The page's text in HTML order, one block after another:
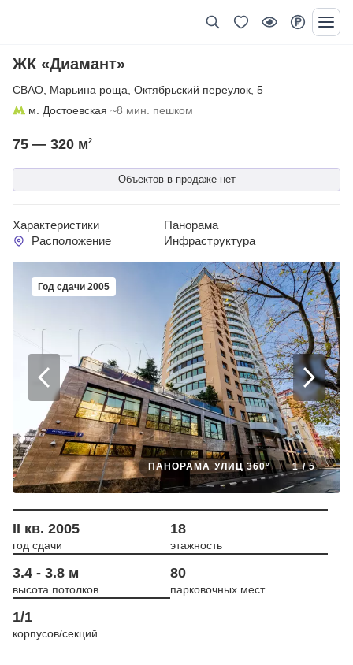
ЖК «Диамант»
СВАО Марьина роща Октябрьский переулок 5
м. Достоевская ~8 мин. пешком
Объектов в продаже нет
75 — 320 м2
Характеристики
Панорама
Расположение
Инфраструктура
Год сдачи 2005
1/5
ПАНОРАМА УЛИЦ 360°
II кв. 2005
год сдачи
18
этажность
3.4 - 3.8 м
высота потолков
80
парковочных мест
1/1
корпусов/секций